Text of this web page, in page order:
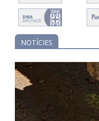
NOTÍCIES